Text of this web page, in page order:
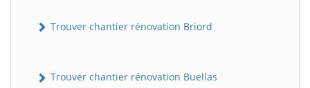
Trouver chantier rénovation Briord
Trouver chantier rénovation Buellas